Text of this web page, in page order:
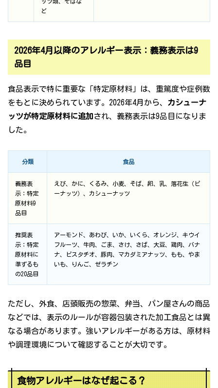
ど
2026年4月以降のアレルギー表示：義務表示は9
品目
食品表示で特に重要な「特定原材料」は、重篤度や症例数
をもとに決められています。2026年4月から、
カシューナ
ッツが特定原材料に追加され、義務表示は9品目になりま
した。
分類 食品
義務表
示：特定
原材料9
品目
えび、かに、くるみ、小麦、そば、卵、乳、落花生（ピ
ーナッツ）、カシューナッツ
推奨表
示：特定
原材料に
準ずるも
の20品目
アーモンド、あわび、いか、いくら、オレンジ、キウイ
フルーツ、牛肉、ごま、さけ、さば、大豆、鶏肉、バナ
ナ、ピスタチオ、豚肉、マカダミアナッツ、もも、やま
いも、りんご、ゼラチン
ただし、外食、店頭販売の惣菜、弁当、パン屋さんの商品
などでは、表示のルールが容器包装された加工食品とは異
なる場合があります。強いアレルギーがある方は、原材料
や調理環境について確認することが大切です。
食物アレルギーはなぜ起こる？